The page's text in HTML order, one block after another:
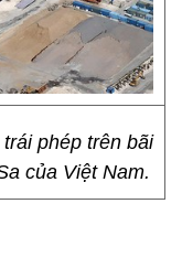
phép trên bãi
của Việt Nam.